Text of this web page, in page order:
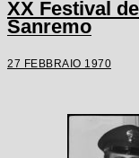
XX Festival
Sanremo
27 FEBBRAIO 1970